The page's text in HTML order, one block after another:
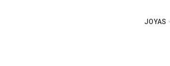
JOYAS